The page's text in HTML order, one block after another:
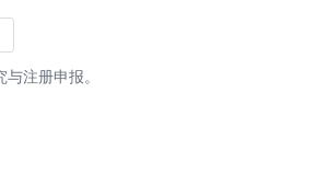
注册申报。